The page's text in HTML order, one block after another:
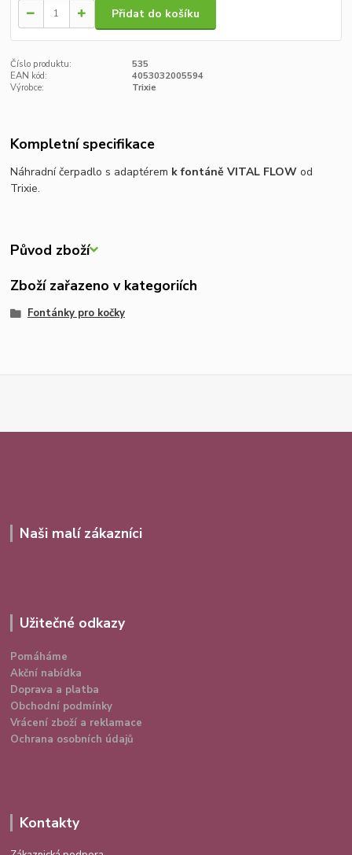
Přidat do košíku
Číslo produktu:
535
EAN kód:
4053032005594
Výrobce:
Trixie
Kompletní specifikace
Náhradní čerpadlo s adaptérem k fontáně VITAL FLOW od
Trixie.
Původ zboží
Zboží zařazeno v kategoriích
Fontánky pro kočky
Naši malí zákazníci
Užitečné odkazy
Pomáháme
Akční nabídka
Doprava a platba
Obchodní podmínky
Vrácení zboží a reklamace
Ochrana osobních údajů
Kontakty